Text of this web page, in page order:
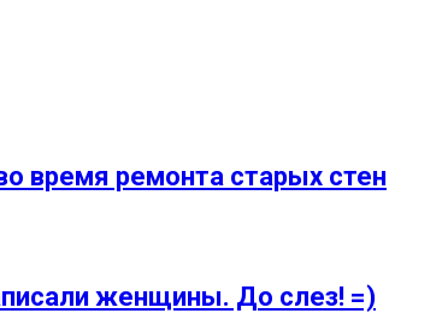
время ремонта старых стен
женщины. До слез! =)